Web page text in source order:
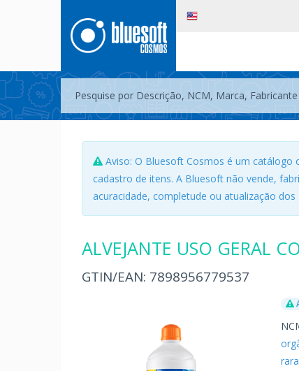
Aviso: O Bluesoft Cosmos é um
cadastro de itens. A Bluesoft não vende,
acuracidade, completude ou atualização dos
ALVEJANTE USO GERAL
GTIN/EAN: 7898956779537